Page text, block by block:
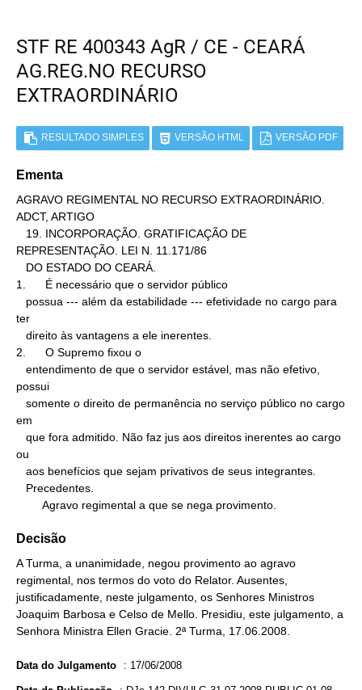
STF RE 400343 AgR / CE - CEARÁ
AG.REG.NO RECURSO
EXTRAORDINÁRIO
RESULTADO SIMPLES VERSÃO HTML VERSÃO PDF
Ementa
AGRAVO REGIMENTAL NO RECURSO EXTRAORDINÁRIO.
ADCT, ARTIGO
REPRESENTAÇÃO. LEI N. 11.171/86
1.      É necessário que o servidor público
ter
2.      O Supremo fixou o
possui
em
ou
        Agravo regimental a que se nega provimento.
Decisão
A Turma, a unanimidade, negou provimento ao agravo
regimental, nos termos do voto do Relator. Ausentes,
justificadamente, neste julgamento, os Senhores Ministros
Joaquim Barbosa e Celso de Mello. Presidiu, este julgamento, a
Senhora Ministra Ellen Gracie. 2ª Turma, 17.06.2008.
Data do Julgamento : 17/06/2008